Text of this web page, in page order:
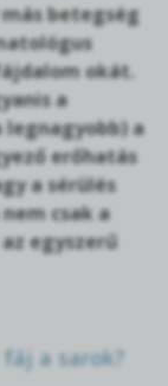
betegség
okát.
a
a
erőhatás
a sérülés
csak a
egyszerű
a sarok?